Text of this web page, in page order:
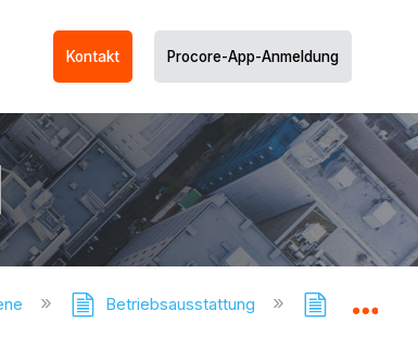
Kontakt Procore-App-Anmeldung
Betriebsausstattung